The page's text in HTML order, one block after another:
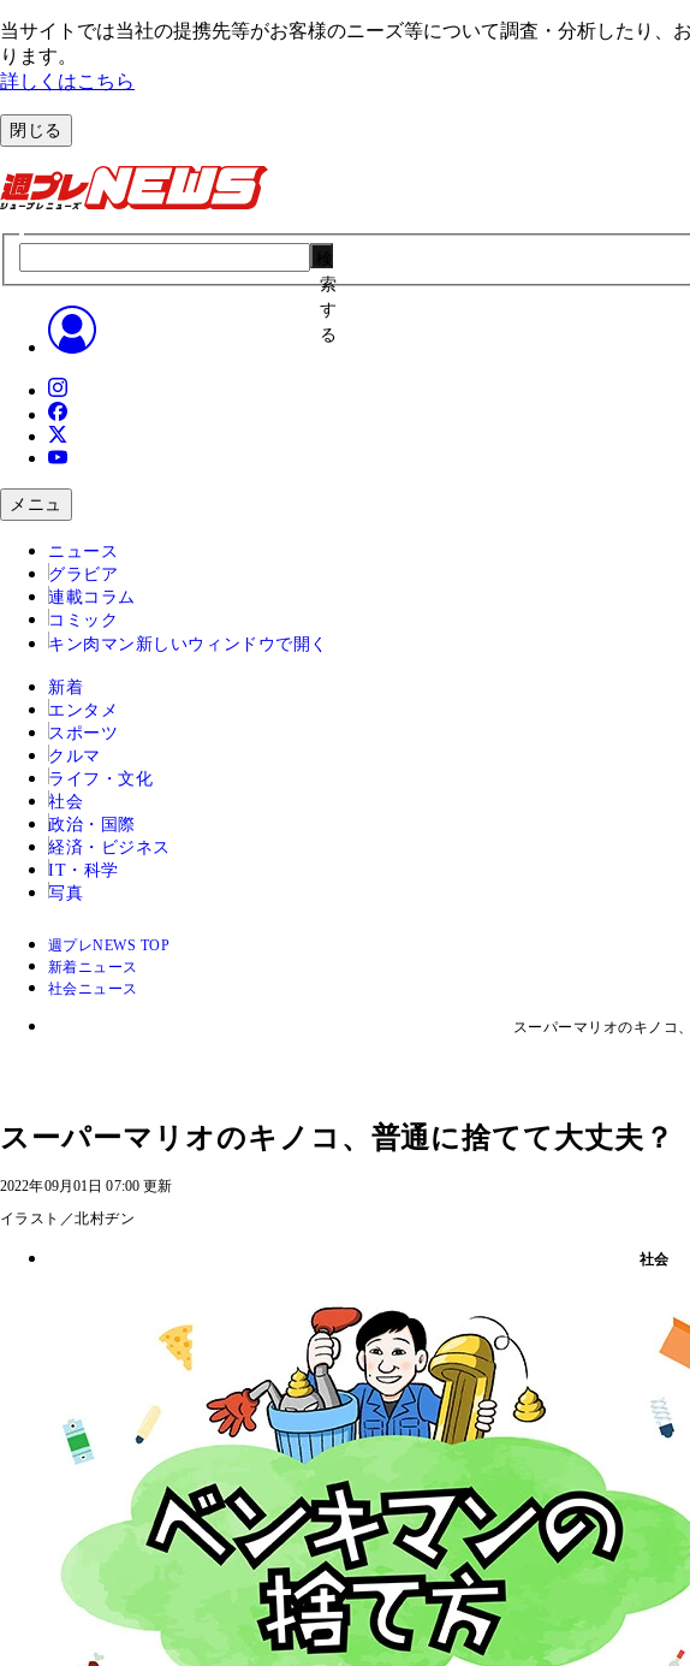
当サイトでは当社の提携先等がお客様のニーズ等について調査・分析したり、
ります。
詳しくはこちら
閉じる
索
す
る
メニュ
ニュース
グラビア
連載コラム
コミック
キン肉マン 新しいウィンドウで開く
新着
エンタメ
スポーツ
クルマ
ライフ・文化
社会
政治・国際
経済・ビジネス
IT・科学
写真
週プレNEWS TOP
新着ニュース
社会ニュース
スーパーマリオのキノコ
スーパーマリオのキノコ、普通に捨てて大丈夫？
2022年09月01日 07:00 更新
イラスト／北村ヂン
社会